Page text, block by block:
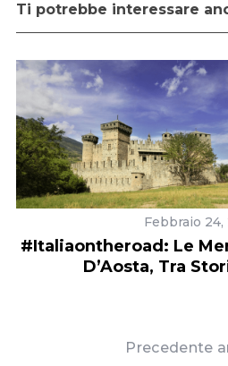
Ti potrebbe interessare
Febbraio 24,
#Italiaontheroad: Le
D’Aosta, Tra
Precedente